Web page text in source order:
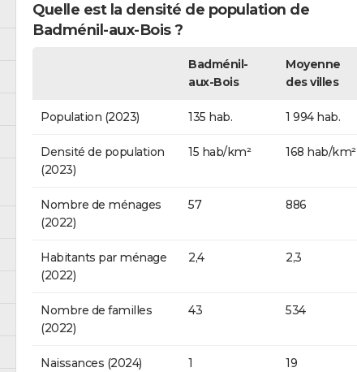
Quelle est la densité de population de
Badménil-aux-Bois ?
Badménil-
aux-Bois
Moyenne
des villes
Population (2023) 135 hab. 1 994 hab.
Densité de population
(2023)
15 hab/km² 168 hab/km²
Nombre de ménages
(2022)
57 886
Habitants par ménage
(2022)
2,4 2,3
Nombre de familles
(2022)
43 534
Naissances (2024) 1 19